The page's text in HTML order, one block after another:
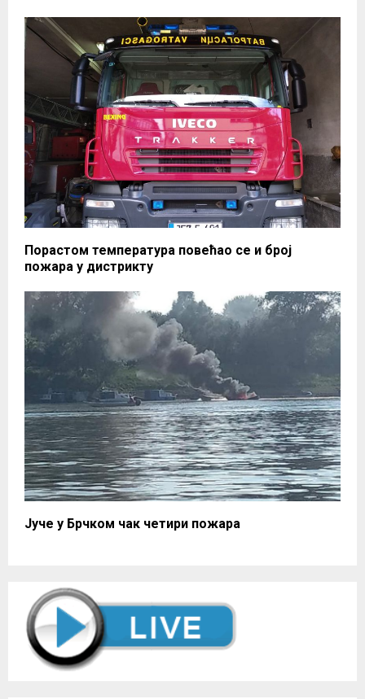
Порастом температура повећао се и број
пожара у дистрикту
Јуче у Брчком чак четири пожара